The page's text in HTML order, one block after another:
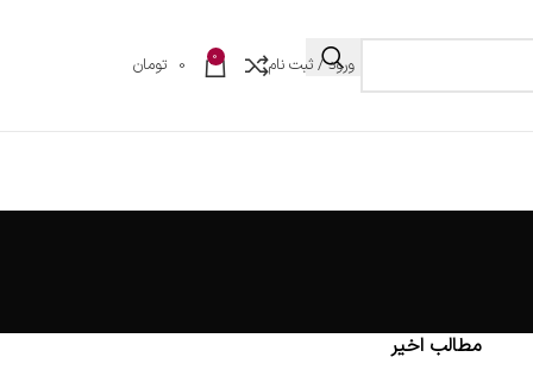
ورود / ثبت نام 0
0 تومان
مطالب اخیر